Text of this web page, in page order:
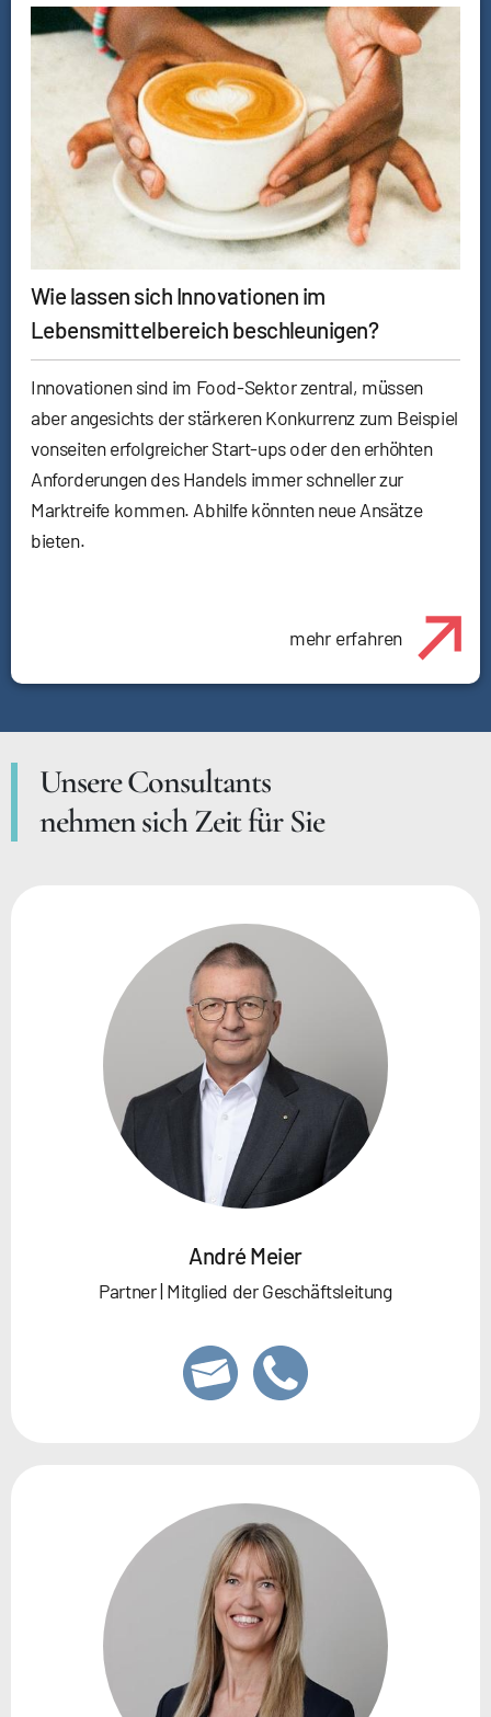
Wie lassen sich Innovationen im
Lebensmittelbereich beschleunigen?
Innovationen sind im Food-Sektor zentral, müssen
aber angesichts der stärkeren Konkurrenz zum Beispiel
vonseiten erfolgreicher Start-ups oder den erhöhten
Anforderungen des Handels immer schneller zur
Marktreife kommen. Abhilfe könnten neue Ansätze
bieten.
mehr erfahren
Unsere Consultants
nehmen sich Zeit für Sie
André Meier
Partner | Mitglied der Geschäftsleitung